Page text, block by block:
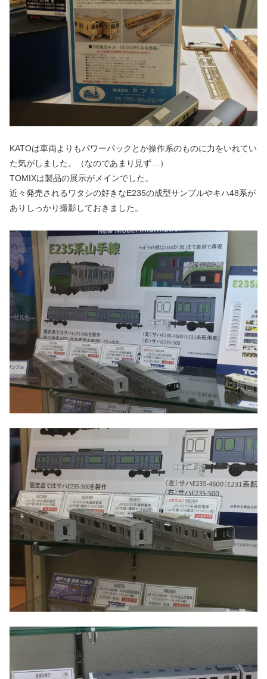
KATOは車両よりもパワーパックとか操作系のものに力をいれてい
た気がしました。（なのであまり見ず…）
TOMIXは製品の展示がメインでした。
近々発売されるワタシの好きなE235の成型サンプルやキハ48系が
ありしっかり撮影しておきました。